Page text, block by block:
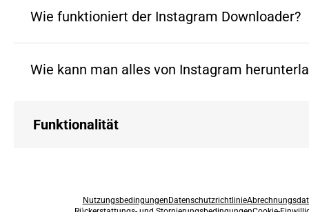
Wie funktioniert der Instagram Downloader?
Wie kann man alles von Instagram
Funktionalität
Nutzungsbedingungen Datenschutzrichtlinie